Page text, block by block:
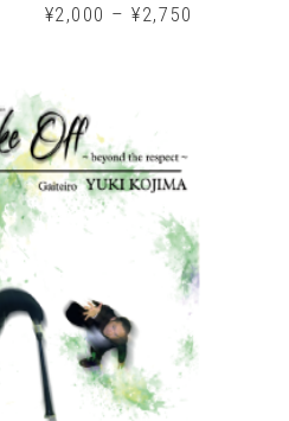
¥2,000 – ¥2,750